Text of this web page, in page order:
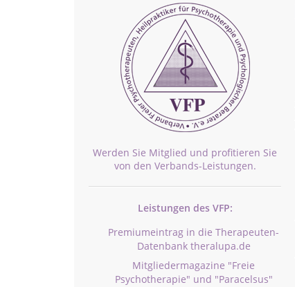
Werden Sie Mitglied und profitieren Sie
von den Verbands-Leistungen.
Leistungen des VFP:
Premiumeintrag in die Therapeuten-
Datenbank theralupa.de
Mitgliedermagazine "Freie
Psychotherapie" und "Paracelsus"